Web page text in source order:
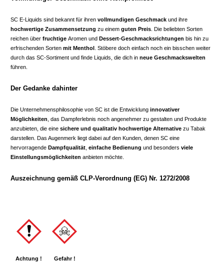
SC E-Liquids sind bekannt für ihren vollmundigen Geschmack und ihre
hochwertige Zusammensetzung zu einem guten Preis . Die beliebten Sorten
reichen über fruchtige Aromen und Dessert-Geschmacksrichtungen bis hin zu
erfrischenden Sorten mit Menthol
. Stöbere doch einfach noch ein bisschen weiter
durch das SC-Sortiment und finde Liquids, die dich in neue Geschmackswelten
führen.
Der Gedanke dahinter
Die Unternehmensphilosophie von SC ist die Entwicklung innovativer
Möglichkeiten , das Dampferlebnis noch angenehmer zu gestalten und Produkte
anzubieten, die eine sichere und qualitativ hochwertige Alternative zu Tabak
darstellen. Das Augenmerk liegt dabei auf den Kunden, denen SC eine
hervorragende Dampfqualität einfache Bedienung und besonders viele
Einstellungsmöglichkeiten anbieten möchte.
Auszeichnung gemäß CLP-Verordnung (EG) Nr. 1272/2008
Achtung ! Gefahr !